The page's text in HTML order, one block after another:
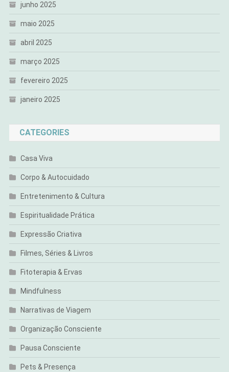
junho 2025
maio 2025
abril 2025
março 2025
fevereiro 2025
janeiro 2025
CATEGORIES
Casa Viva
Corpo & Autocuidado
Entretenimento & Cultura
Espiritualidade Prática
Expressão Criativa
Filmes, Séries & Livros
Fitoterapia & Ervas
Mindfulness
Narrativas de Viagem
Organização Consciente
Pausa Consciente
Pets & Presença